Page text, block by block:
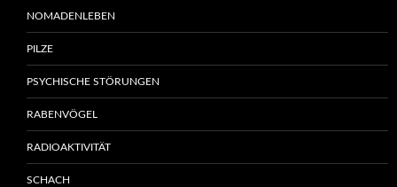
NOMADENLEBEN
PILZE
PSYCHISCHE STÖRUNGEN
RABENVÖGEL
RADIOAKTIVITÄT
SCHACH